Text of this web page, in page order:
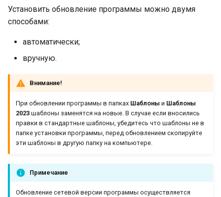
и
с
Работа с электронной
подписью
Установить обновление программы можно двумя
способами:
автоматически;
вручную.
Внимание!
При обновлении программы в папках Шаблоны и Шаблоны
2023 шаблоны заменятся на новые. В случае если вносились
правки в стандартные шаблоны, убедитесь что шаблоны не в
папке установки программы, перед обновлением скопируйте
эти шаблоны в другую папку на компьютере.
Примечание
Обновление сетевой версии программы осуществляется